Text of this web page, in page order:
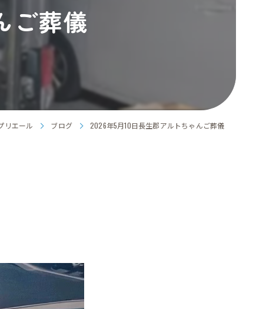
葬
ご葬儀
リエール ブログ 2026年5月10日長生郡アルトちゃんご葬儀